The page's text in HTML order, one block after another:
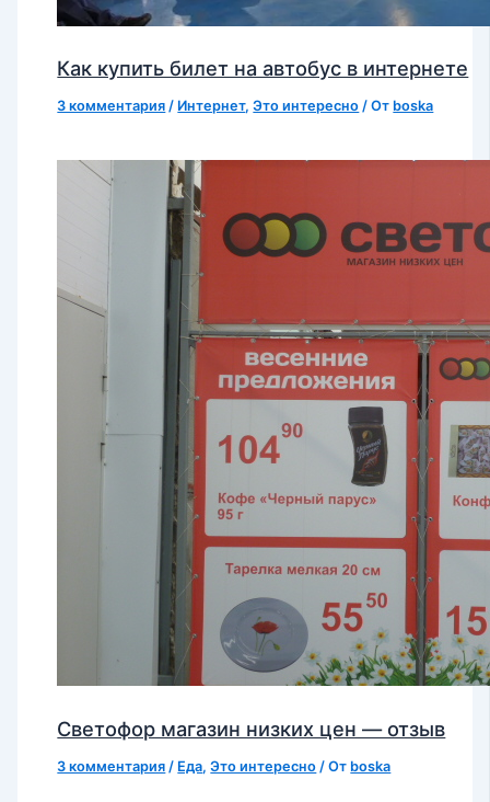
Как купить билет на автобус в интернете
3 комментария / Интернет,Это интересно / От boska
Светофор магазин низких цен — отзыв
3 комментария / Еда,Это интересно / От boska